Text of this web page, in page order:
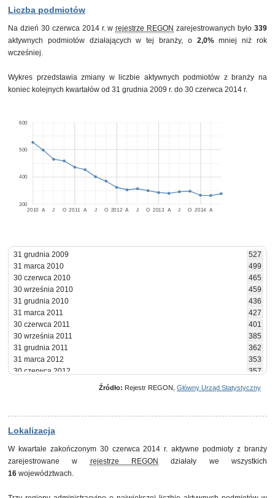
Liczba podmiotów
Na dzień 30 czerwca 2014 r. wrejestrze REGON zarejestrowanych było339
aktywnych podmiotów działających w tej branży, o 2,0%mniej niż rok
wcześniej.
Wykres przedstawia zmiany w liczbie aktywnych podmiotów z branży na
koniec kolejnych kwartałów od 31 grudnia 2009 r. do 30 czerwca 2014 r.
2010 2011 2012 2013 2014
A J O A J O A J O A J O A
300
400
500
600
31 grudnia 2009
527
31 marca 2010
499
30 czerwca 2010
465
30 września 2010
459
31 grudnia 2010
436
31 marca 2011
427
30 czerwca 2011
401
30 września 2011
385
31 grudnia 2011
362
31 marca 2012
353
30 czerwca 2012
357
30 czerwca 2013
346
30 września 2013
31 marca 2014
332
30 czerwca 2014
339
Źródło: Rejestr REGON, Główny Urząd Statystyczny
Lokalizacja
W kwartale zakończonym 30 czerwca 2014 r. aktywne podmioty z branży
zarejestrowane w rejestrze REGON
działały we wszystkich
16 województwach.